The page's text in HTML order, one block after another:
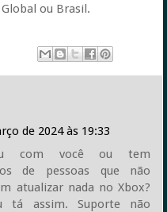
ou Brasil.
de 2024 às 19:33
com você ou tem
de pessoas que não
atualizar nada no Xbox?
tá assim. Suporte não